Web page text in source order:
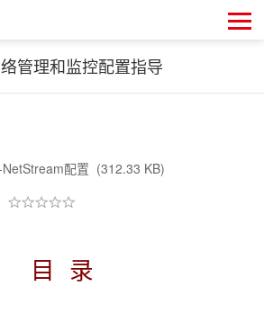
管理和监控配置指导
配置 (312.33 KB)
目 录